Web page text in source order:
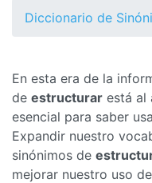
Diccionario de
En esta era de la
de estructurar está al
esencial para saber
Expandir nuestro
sinónimos de
mejorar nuestro uso